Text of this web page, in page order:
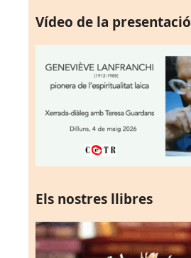
Vídeo de la presentació
Els nostres llibres